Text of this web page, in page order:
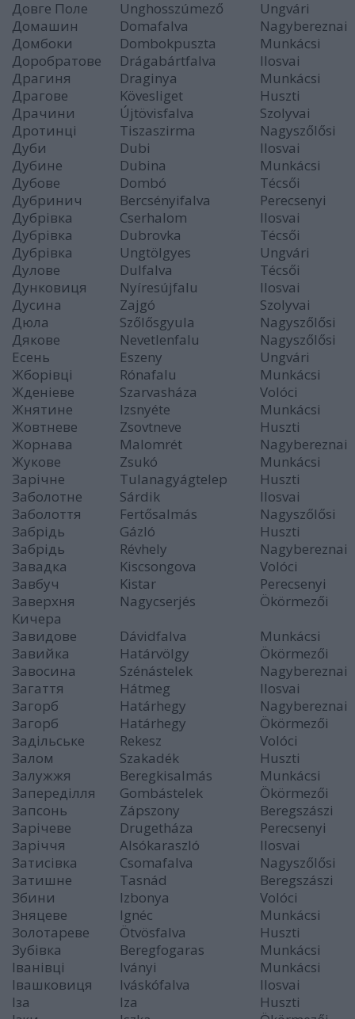
Довге Поле
Unghosszúmező
Ungvári
Домашин
Domafalva
Nagybereznai
Домбоки
Dombokpuszta
Munkácsi
Доробратове
Drágabártfalva
Ilosvai
Драгиня
Draginya
Munkácsi
Драгове
Kövesliget
Huszti
Драчини
Újtövisfalva
Szolyvai
Дротинці
Tiszaszirma
Nagyszőlősi
Дуби
Dubi
Ilosvai
Дубине
Dubina
Munkácsi
Дубове
Dombó
Técsői
Дубринич
Bercsényifalva
Perecsenyi
Дубрівка
Cserhalom
Ilosvai
Дубрівка
Dubrovka
Técsői
Дубрівка
Ungtölgyes
Ungvári
Дулове
Dulfalva
Técsői
Дунковиця
Nyíresújfalu
Ilosvai
Дусина
Zajgó
Szolyvai
Дюла
Szőlősgyula
Nagyszőlősi
Дякове
Nevetlenfalu
Nagyszőlősi
Есень
Eszeny
Ungvári
Жборівці
Rónafalu
Munkácsi
Жденіеве
Szarvasháza
Volóci
Жнятине
Izsnyéte
Munkácsi
Жовтневе
Zsovtneve
Huszti
Жорнава
Malomrét
Nagybereznai
Жукове
Zsukó
Munkácsi
Зaрічне
Tulanagyágtelep
Huszti
Заболотне
Sárdik
Ilosvai
Заболоття
Fertősalmás
Nagyszőlősi
Забрідь
Gázló
Huszti
Забрідь
Révhely
Nagybereznai
Завадка
Kiscsongova
Volóci
Завбуч
Kistar
Perecsenyi
Заверхня
Кичера
Nagycserjés
Ökörmezői
Завидове
Dávidfalva
Munkácsi
Завийка
Határvölgy
Ökörmezői
Завосина
Szénástelek
Nagybereznai
Загаття
Hátmeg
Ilosvai
Загорб
Határhegy
Nagybereznai
Загорб
Határhegy
Ökörmezői
Задільське
Rekesz
Volóci
Залом
Szakadék
Huszti
Залужжя
Beregkisalmás
Munkácsi
Запереділля
Gombástelek
Ökörmezői
Запсонь
Zápszony
Beregszászi
Зарічеве
Drugetháza
Perecsenyi
Заріччя
Alsókaraszló
Ilosvai
Затисівка
Csomafalva
Nagyszőlősi
Затишне
Tasnád
Beregszászi
Збини
Izbonya
Volóci
Зняцеве
Ignéc
Munkácsi
Золотареве
Ötvösfalva
Huszti
Зубівка
Beregfogaras
Munkácsi
Іванівці
Iványi
Munkácsi
Івашковиця
Iváskófalva
Ilosvai
Іза
Iza
Huszti